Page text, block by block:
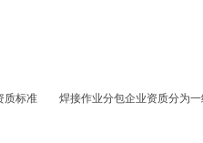
标准 焊接作业分包企业资质分为一